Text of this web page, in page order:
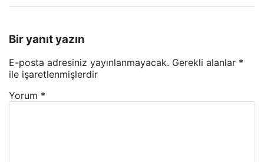
Bir yanıt yazın
E-posta adresiniz yayınlanmayacak. Gerekli alanlar *
ile işaretlenmişlerdir
Yorum *